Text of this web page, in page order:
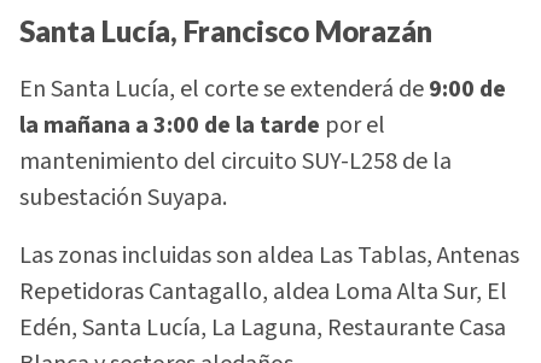
Santa Lucía, Francisco Morazán
En Santa Lucía, el corte se extenderá de9:00 de
la mañana a 3:00 de la tarde por el
mantenimiento del circuito SUY-L258 de la
subestación Suyapa.
Las zonas incluidas son aldea Las Tablas, Antenas
Repetidoras Cantagallo, aldea Loma Alta Sur, El
Edén, Santa Lucía, La Laguna, Restaurante Casa